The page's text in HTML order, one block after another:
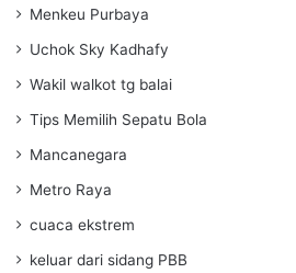
Menkeu Purbaya
Uchok Sky Kadhafy
Wakil walkot tg balai
Tips Memilih Sepatu Bola
Mancanegara
Metro Raya
cuaca ekstrem
keluar dari sidang PBB